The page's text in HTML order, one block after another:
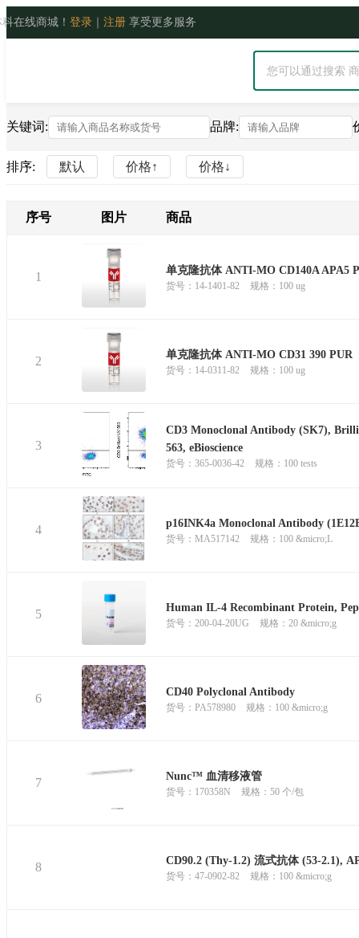
在线商城！ 登录 注册 享受更多服务
关键词: 品牌:
排序: 默认 价格↑ 价格↓
序号 图片 商品
1 单克隆抗体 ANTI-MO CD140A APA5
货号：14-1401-82 规格：100 ug
2 单克隆抗体 ANTI-MO CD31 390 PUR
货号：14-0311-82 规格：100 ug
3
CD3 Monoclonal Antibody (SK7),
563, eBioscience
货号：365-0036-42 规格：100 tests
4 p16INK4a Monoclonal Antibody
货号：MA517142 规格：100 &micro;L
5 Human IL-4 Recombinant Protein,
货号：200-04-20UG 规格：20 &micro;g
6 CD40 Polyclonal Antibody
货号：PA578980 规格：100 &micro;g
7 Nunc™ 血清移液管
货号：170358N 规格：50 个/包
8 CD90.2 (Thy-1.2) 流式抗体 (53-2.1),
货号：47-0902-82 规格：100 &micro;g